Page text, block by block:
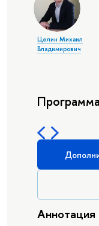
Целин Михаил
Владимирович
Аннотация